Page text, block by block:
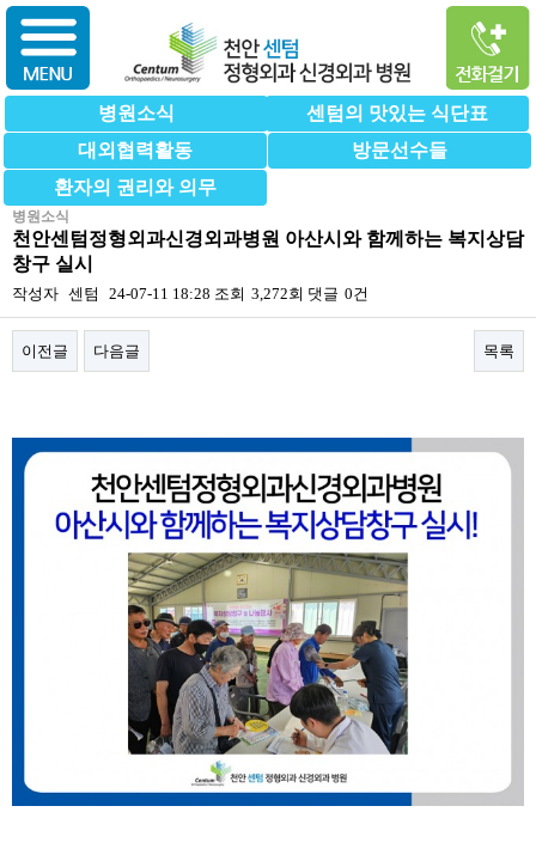
병원소식
센텀의 맛있는 식단표
대외협력활동
방문선수들
환자의 권리와 의무
병원소식
천안센텀정형외과신경외과병원 아산시와 함께하는 복지상담
창구 실시
작성자 센텀 24-07-11 18:28 조회 3,272회 댓글 0건
이전글 다음글 목록